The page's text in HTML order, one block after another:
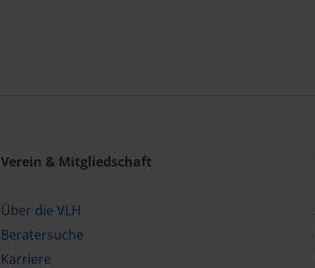
Verein & Mitgliedschaft
Über die VLH
Beratersuche
Karriere